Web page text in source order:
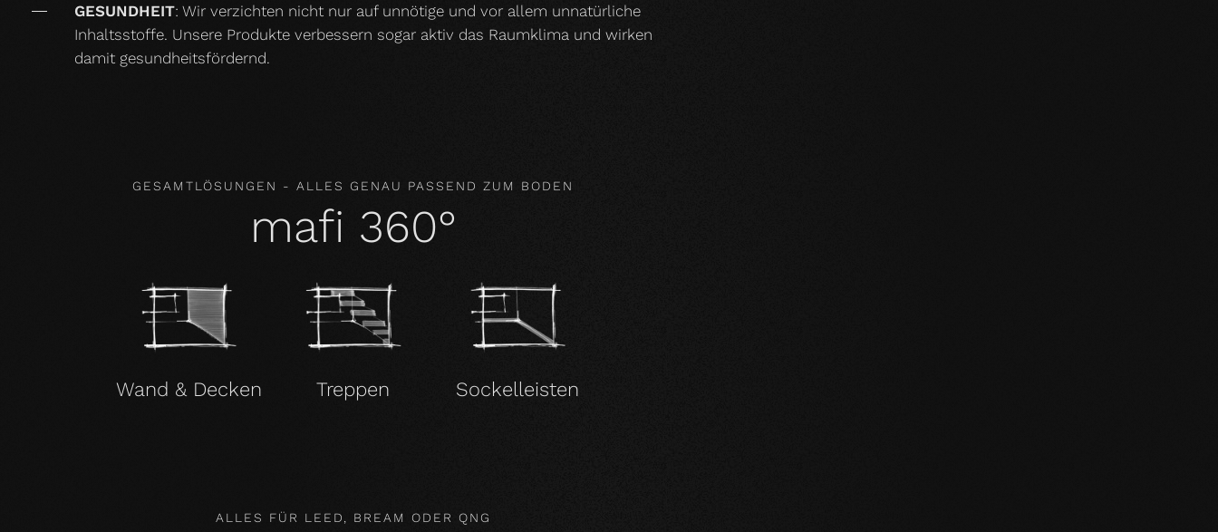
GESUNDHEIT: Wir verzichten nicht nur auf unnötige und vor allem unnatürliche
Inhaltsstoffe. Unsere Produkte verbessern sogar aktiv das Raumklima und wirken
damit gesundheitsfördernd.
GESAMTLÖSUNGEN - ALLES GENAU PASSEND ZUM BODEN
mafi 360°
Wand & Decken Treppen Sockelleisten
ALLES FÜR LEED, BREAM ODER QNG